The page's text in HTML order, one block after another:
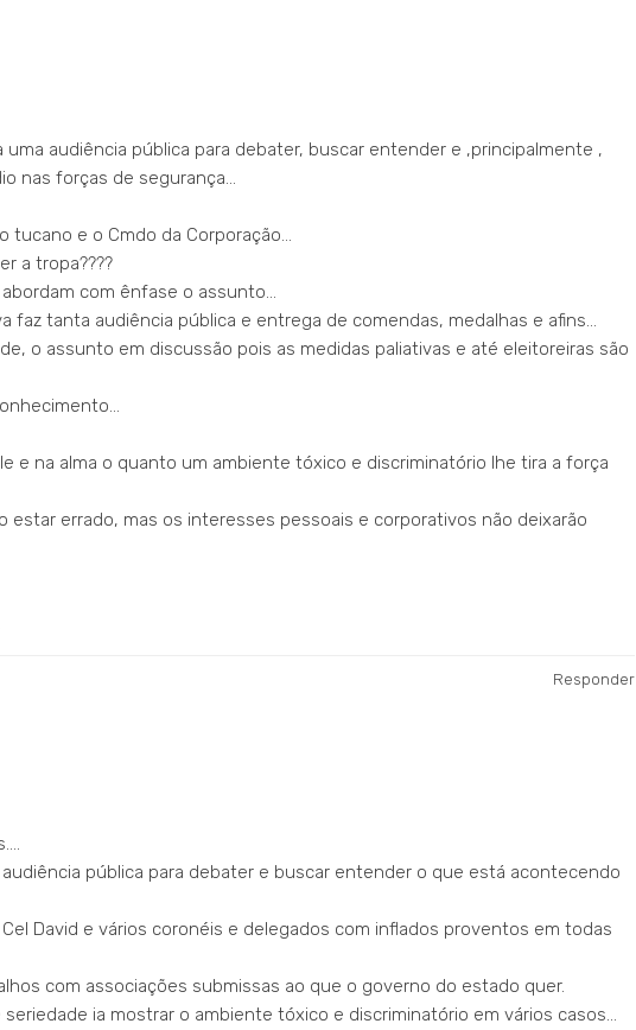
audiência pública para debater, buscar entender e ,principalmente ,
nas forças de segurança…
tucano e o Cmdo da Corporação…
a tropa????
com ênfase o assunto…
faz tanta audiência pública e entrega de comendas, medalhas e afins…
o assunto em discussão pois as medidas paliativas e até eleitoreiras são
e na alma o quanto um ambiente tóxico e discriminatório lhe tira a força
estar errado, mas os interesses pessoais e corporativos não deixarão
Responder
pública para debater e buscar entender o que está acontecendo
David e vários coronéis e delegados com inflados proventos em todas
com associações submissas ao que o governo do estado quer.
ia mostrar o ambiente tóxico e discriminatório em vários casos…